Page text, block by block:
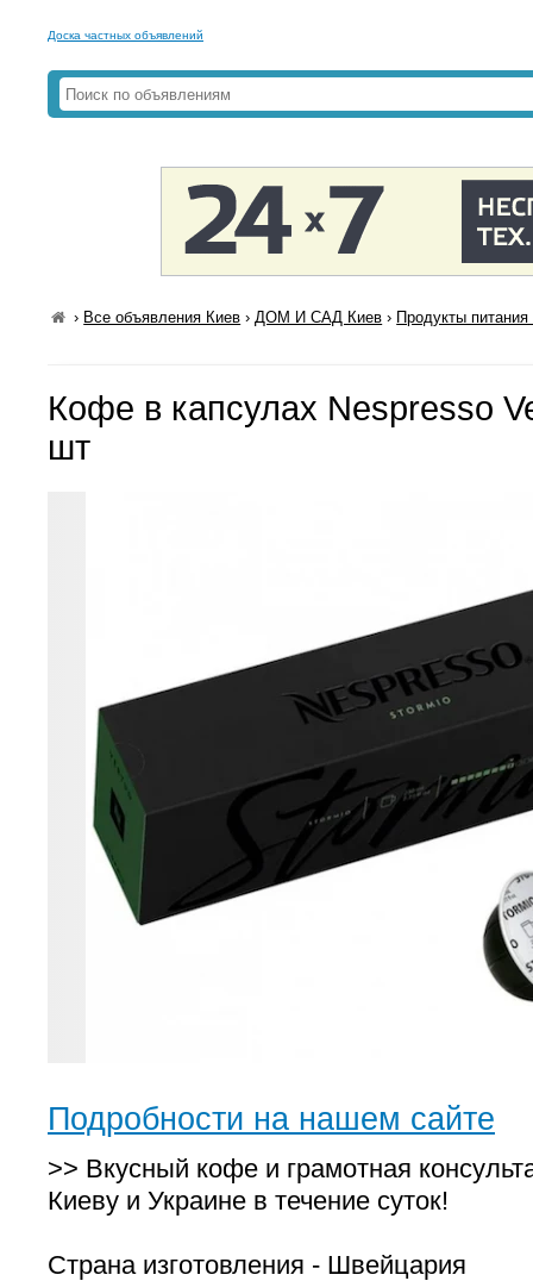
Доска частных объявлений
› Все объявления Киев ›ДОМ И САД Киев › Продукты
Кофе в капсулах Nespresso
шт
Подробности на нашем сайте
>> Вкусный кофе и грамотная
Киеву и Украине в течение суток!
Страна изготовления - Швейцария